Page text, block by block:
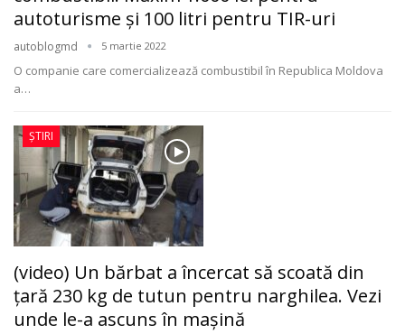
autoturisme și 100 litri pentru TIR-uri
autoblogmd 5 martie 2022
O companie care comercializează combustibil în Republica Moldova
a…
ȘTIRI
(video) Un bărbat a încercat să scoată din
ţară 230 kg de tutun pentru narghilea. Vezi
unde le-a ascuns în maşină